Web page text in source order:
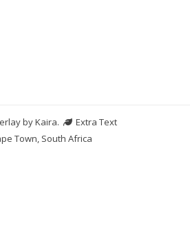
byKaira.
Extra Text
Town, South Africa